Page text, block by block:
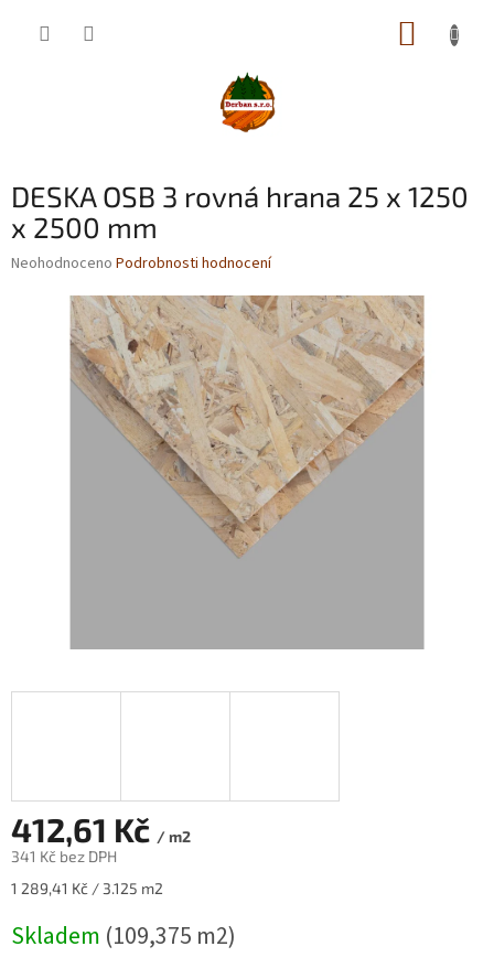
DESKA OSB 3 rovná hrana 25 x 1250
x 2500 mm
Průměrné
Neohodnoceno Podrobnosti hodnocení
412,61 Kč / m2
341 Kč bez DPH
Měrná
1 289,41 Kč / 3.125 m2
Skladem (109,375 m2)